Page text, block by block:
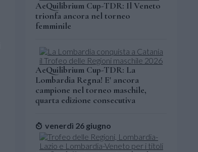
AeQuilibrium Cup-TDR: Il Veneto
trionfa ancora nel torneo
femminile
AeQuilibrium Cup-TDR: La
Lombardia Regna! E' ancora
campione nel torneo maschile,
quarta edizione consecutiva
venerdì 26 giugno